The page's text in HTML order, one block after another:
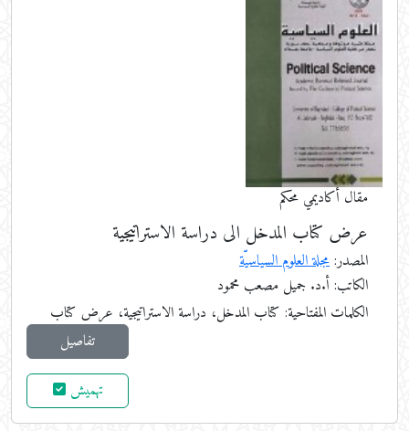
مقال أكاديمي محكم
عرض كتاب المدخل الى دراسة الاستراتيجية
المصدر:مجلة العلوم السياسيّة
الكاتب: أ.د. جميل مصعب محمود
الكلمات المفتاحية: كتاب المدخل، دراسة الاستراتيجية، عرض كتاب
تفاصيل
تهميش